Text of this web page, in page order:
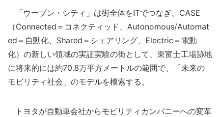
「ウーブン・シティ」は街全体をITでつなぎ、CASE
（Connected＝コネクティッド、Autonomous/Automat
ed＝自動化、Shared＝シェアリング、Electric＝電動
化）の新しい領域の実証実験の街として、東富士工場跡地
に将来的には約70.8万平方メートルの範囲で、「未来の
モビリティ社会」のモデルを模索する。
トヨタが自動車会社からモビリティカンパニーへの変革